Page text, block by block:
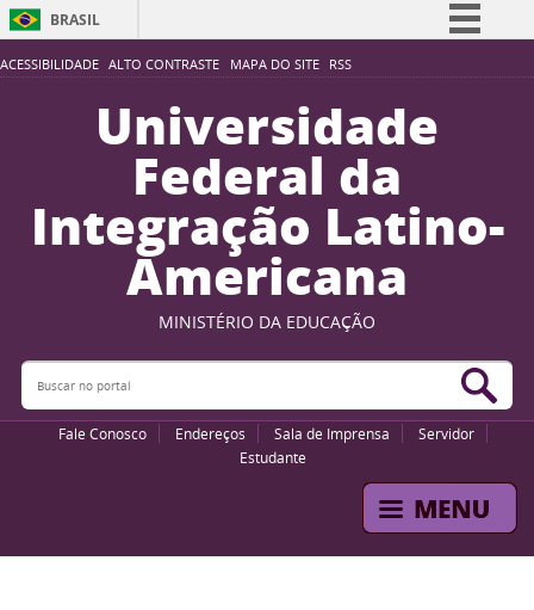
ACESSIBILIDADE ALTO CONTRASTE MAPA DO SITE RSS
BRASIL
Simplifique!
Participe
Acesso à informação
Legislação
Canais
Universidade
Federal da
Integração Latino-
Americana
MINISTÉRIO DA EDUCAÇÃO
Buscar no portal
Fale Conosco Endereços Sala de Imprensa
Servidor
Estudante